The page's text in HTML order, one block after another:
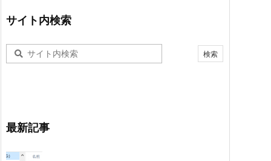
サイト内検索
最新記事